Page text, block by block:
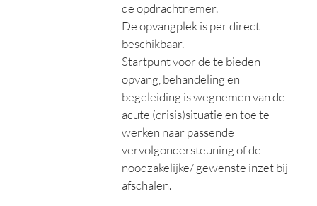
de opdrachtnemer.
De opvangplek is per direct
beschikbaar.
Startpunt voor de te bieden
opvang, behandeling en
begeleiding is wegnemen van de
acute (crisis)situatie en toe te
werken naar passende
vervolgondersteuning of de
noodzakelijke/ gewenste inzet bij
afschalen.